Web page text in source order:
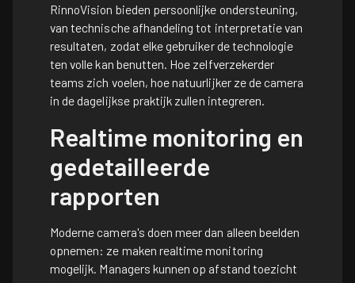
RinnoVision bieden persoonlijke ondersteuning,
van technische afhandeling tot interpretatie van
resultaten, zodat elke gebruiker de technologie
ten volle kan benutten. Hoe zelfverzekerder
teams zich voelen, hoe natuurlijker ze de camera
in de dagelijkse praktijk zullen integreren.
Realtime monitoring en
gedetailleerde
rapporten
Moderne camera's doen meer dan alleen beelden
opnemen: ze maken realtime monitoring
mogelijk. Managers kunnen op afstand toezicht